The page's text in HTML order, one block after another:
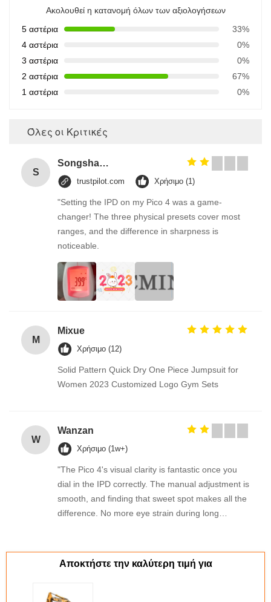
Ακολουθεί η κατανομή όλων των αξιολογήσεων
5 αστέρια
33%
4 αστέρια
0%
3 αστέρια
0%
2 αστέρια
67%
1 αστέρια
0%
Όλες οι Κριτικές
S
Songshang
trustpilot.com Χρήσιμο (1)
"Setting the IPD on my Pico 4 was a game-
changer! The three physical presets cover most
ranges, and the difference in sharpness is
noticeable.
M
Mixue
Χρήσιμο (12)
Solid Pattern Quick Dry One Piece Jumpsuit for
Women 2023 Customized Logo Gym Sets
W
Wanzan
Χρήσιμο (1w+)
"The Pico 4's visual clarity is fantastic once you
dial in the IPD correctly. The manual adjustment is
smooth, and finding that sweet spot makes all the
difference. No more eye strain during long
manual adjustment is smooth, and finding that
Αποκτήστε την καλύτερη τιμή για